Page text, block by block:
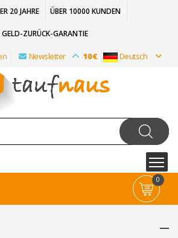
20 JAHRE ÜBER 10000 KUNDEN
GELD-ZURÜCK-GARANTIE
Newsletter 10€ Deutsch
0